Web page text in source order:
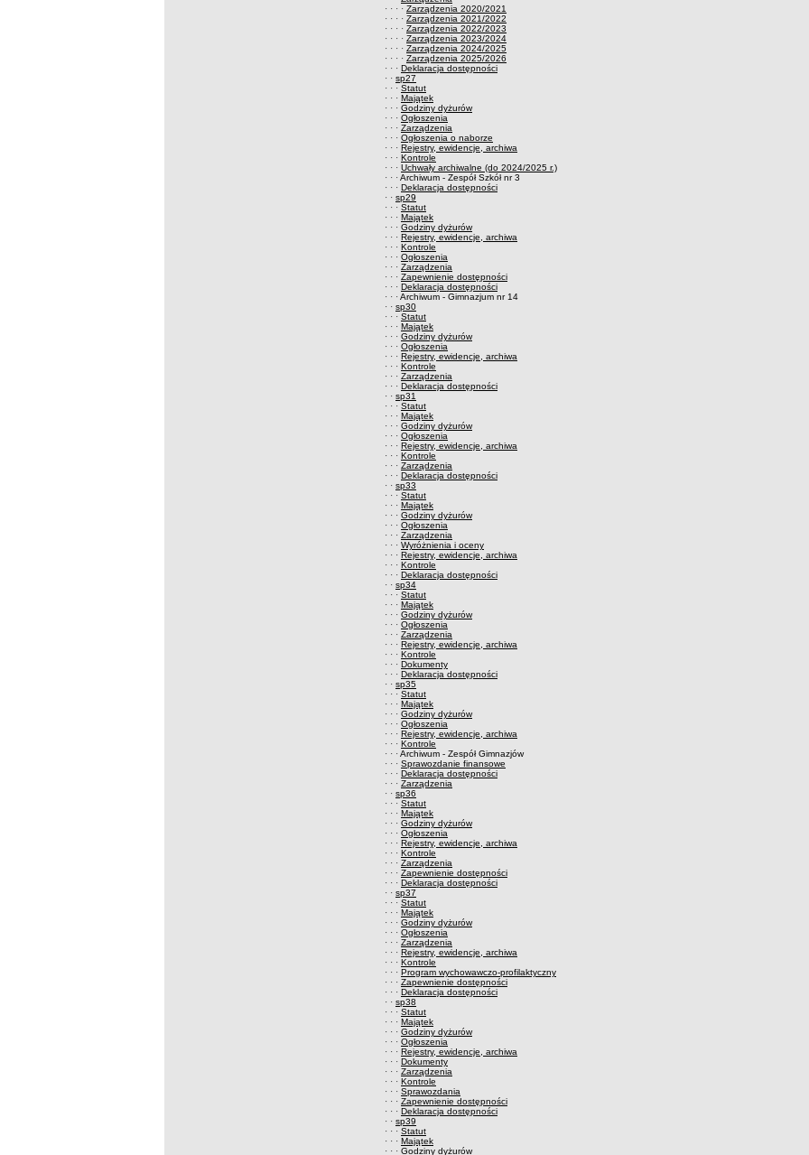
· · · · Zarządzenia 2020/2021
· · · · Zarządzenia 2021/2022
· · · · Zarządzenia 2022/2023
· · · · Zarządzenia 2023/2024
· · · · Zarządzenia 2024/2025
· · · · Zarządzenia 2025/2026
· · · Deklaracja dostępności
· · sp27
· · · Statut
· · · Majątek
· · · Godziny dyżurów
· · · Ogłoszenia
· · · Zarządzenia
· · · Ogłoszenia o naborze
· · · Rejestry, ewidencje, archiwa
· · · Kontrole
· · · Uchwały archiwalne (do 2024/2025 r.)
· · ·Archiwum - Zespół Szkół nr 3
· · · Deklaracja dostępności
· · sp29
· · · Statut
· · · Majątek
· · · Godziny dyżurów
· · · Rejestry, ewidencje, archiwa
· · · Kontrole
· · · Ogłoszenia
· · · Zarządzenia
· · · Zapewnienie dostępności
· · · Deklaracja dostępności
· · ·Archiwum - Gimnazjum nr 14
· · sp30
· · · Statut
· · · Majątek
· · · Godziny dyżurów
· · · Ogłoszenia
· · · Rejestry, ewidencje, archiwa
· · · Kontrole
· · · Zarządzenia
· · · Deklaracja dostępności
· · sp31
· · · Statut
· · · Majątek
· · · Godziny dyżurów
· · · Ogłoszenia
· · · Rejestry, ewidencje, archiwa
· · · Kontrole
· · · Zarządzenia
· · · Deklaracja dostępności
· · sp33
· · · Statut
· · · Majątek
· · · Godziny dyżurów
· · · Ogłoszenia
· · · Zarządzenia
· · · Wyróżnienia i oceny
· · · Rejestry, ewidencje, archiwa
· · · Kontrole
· · · Deklaracja dostępności
· · sp34
· · · Statut
· · · Majątek
· · · Godziny dyżurów
· · · Ogłoszenia
· · · Zarządzenia
· · · Rejestry, ewidencje, archiwa
· · · Kontrole
· · · Dokumenty
· · · Deklaracja dostępności
· · sp35
· · · Statut
· · · Majątek
· · · Godziny dyżurów
· · · Ogłoszenia
· · · Rejestry, ewidencje, archiwa
· · · Kontrole
· · ·Archiwum - Zespół Gimnazjów
· · · Sprawozdanie finansowe
· · · Deklaracja dostępności
· · · Zarządzenia
· · sp36
· · · Statut
· · · Majątek
· · · Godziny dyżurów
· · · Ogłoszenia
· · · Rejestry, ewidencje, archiwa
· · · Kontrole
· · · Zarządzenia
· · · Zapewnienie dostępności
· · · Deklaracja dostępności
· · sp37
· · · Statut
· · · Majątek
· · · Godziny dyżurów
· · · Ogłoszenia
· · · Zarządzenia
· · · Rejestry, ewidencje, archiwa
· · · Kontrole
· · · Program wychowawczo-profilaktyczny
· · · Zapewnienie dostępności
· · · Deklaracja dostępności
· · sp38
· · · Statut
· · · Majątek
· · · Godziny dyżurów
· · · Ogłoszenia
· · · Rejestry, ewidencje, archiwa
· · · Dokumenty
· · · Zarządzenia
· · · Kontrole
· · · Sprawozdania
· · · Zapewnienie dostępności
· · · Deklaracja dostępności
· · sp39
· · · Statut
· · · Majątek
· · · Godziny dyżurów